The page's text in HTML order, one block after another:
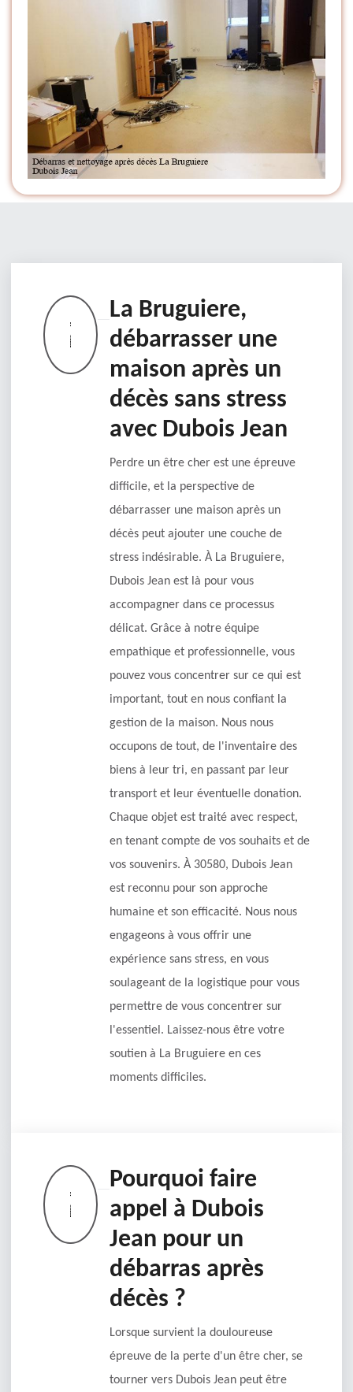
La Bruguiere,
débarrasser une
maison après un
décès sans stress
avec Dubois Jean
Perdre un être cher est une épreuve
difficile, et la perspective de
débarrasser une maison après un
décès peut ajouter une couche de
stress indésirable. À La Bruguiere,
Dubois Jean est là pour vous
accompagner dans ce processus
délicat. Grâce à notre équipe
empathique et professionnelle, vous
pouvez vous concentrer sur ce qui est
important, tout en nous confiant la
gestion de la maison. Nous nous
occupons de tout, de l'inventaire des
biens à leur tri, en passant par leur
transport et leur éventuelle donation.
Chaque objet est traité avec respect,
en tenant compte de vos souhaits et de
vos souvenirs. À 30580, Dubois Jean
est reconnu pour son approche
humaine et son efficacité. Nous nous
engageons à vous offrir une
expérience sans stress, en vous
soulageant de la logistique pour vous
permettre de vous concentrer sur
l'essentiel. Laissez-nous être votre
soutien à La Bruguiere en ces
moments difficiles.
Pourquoi faire
appel à Dubois
Jean pour un
débarras après
décès ?
Lorsque survient la douloureuse
épreuve de la perte d'un être cher, se
tourner vers Dubois Jean peut être